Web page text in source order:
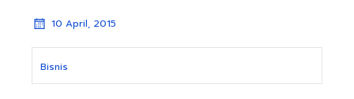
10 April, 2015
Bisnis